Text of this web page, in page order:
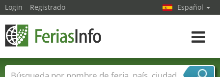
Login Registrado Español
toggle